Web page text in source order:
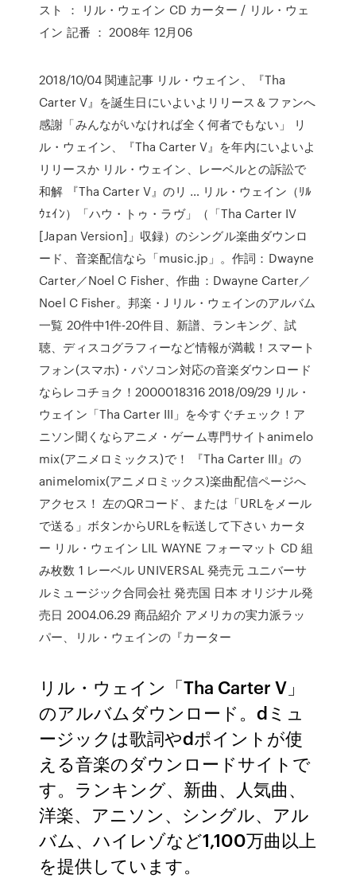
スト ： リル・ウェイン CD カーター / リル・ウェ
イン 記番 ： 2008年 12月06
2018/10/04 関連記事 リル・ウェイン、『Tha
Carter V』を誕生日にいよいよリリース＆ファンへ
感謝「みんながいなければ全く何者でもない」 リ
ル・ウェイン、『Tha Carter V』を年内にいよいよ
リリースか リル・ウェイン、レーベルとの訴訟で
和解 『Tha Carter V』のリ … リル・ウェイン（ﾘﾙ
ｳｪｲﾝ）「ハウ・トゥ・ラヴ」（「Tha Carter IV
[Japan Version]」収録）のシングル楽曲ダウンロ
ード、音楽配信なら「music.jp」。作詞：Dwayne
Carter／Noel C Fisher、作曲：Dwayne Carter／
Noel C Fisher。邦楽・J リル・ウェインのアルバム
一覧 20件中1件-20件目、新譜、ランキング、試
聴、ディスコグラフィーなど情報が満載！スマート
フォン(スマホ)・パソコン対応の音楽ダウンロード
ならレコチョク！2000018316 2018/09/29 リル・
ウェイン「Tha Carter III」を今すぐチェック！ア
ニソン聞くならアニメ・ゲーム専門サイトanimelo
mix(アニメロミックス)で！ 『Tha Carter III』の
animelomix(アニメロミックス)楽曲配信ページへ
アクセス！ 左のQRコード、または「URLをメール
で送る」ボタンからURLを転送して下さい カータ
ー リル・ウェイン LIL WAYNE フォーマット CD 組
み枚数 1 レーベル UNIVERSAL 発売元 ユニバーサ
ルミュージック合同会社 発売国 日本 オリジナル発
売日 2004.06.29 商品紹介 アメリカの実力派ラッ
パー、リル・ウェインの『カーター
リル・ウェイン「Tha Carter V」
のアルバムダウンロード。dミュ
ージックは歌詞やdポイントが使
える音楽のダウンロードサイトで
す。ランキング、新曲、人気曲、
洋楽、アニソン、シングル、アル
バム、ハイレゾなど1,100万曲以上
を提供しています。